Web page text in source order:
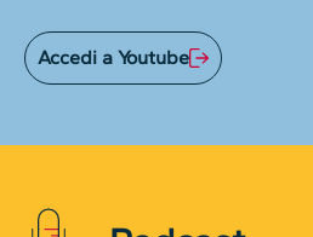
Accedi a Youtube